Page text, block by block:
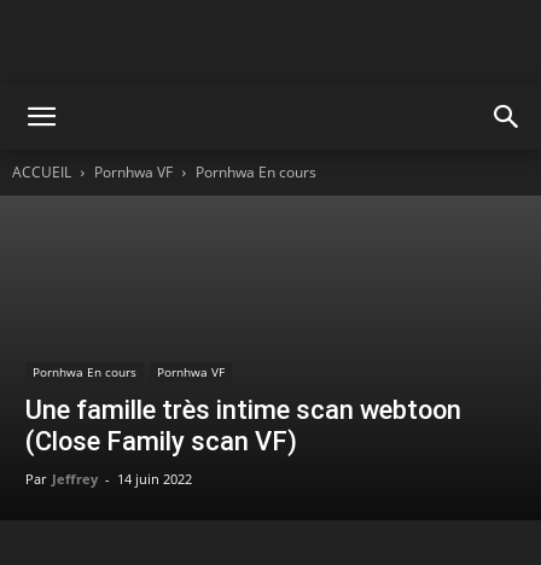
ACCUEIL Pornhwa VF Pornhwa En cours
Pornhwa En cours Pornhwa VF
Une famille très intime scan webtoon
(Close Family scan VF)
Par Jeffrey - 14 juin 2022